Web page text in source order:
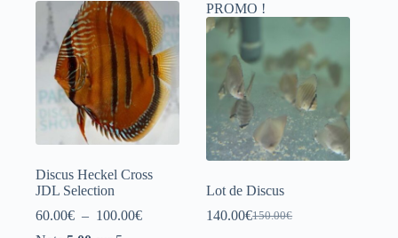
à
Discus Heckel Cross
JDL Selection
60.00€ – 100.00€Plage
PROMO !
Lot de Discus
150.00€
Le
140.00€Le